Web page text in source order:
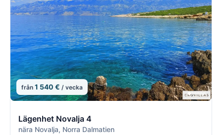
från 1 540 € / vecka
Lägenhet Novalja 4
nära Novalja, Norra Dalmatien